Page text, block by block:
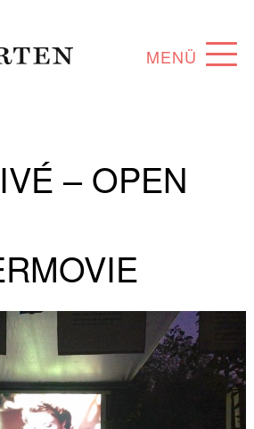
MENÜ
ANGEBOTE
– OPEN